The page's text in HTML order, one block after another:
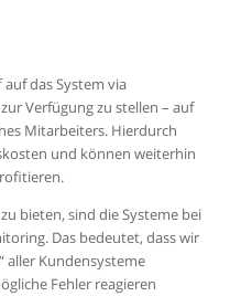
das System via
Verfügung zu stellen – auf
Mitarbeiters. Hierdurch
und können weiterhin
bieten, sind die Systeme bei
Das bedeutet, dass wir
aller Kundensysteme
Fehler reagieren